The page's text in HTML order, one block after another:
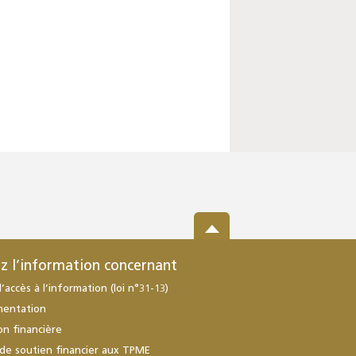
l’information concernant
à l’information (loi n°31-13)
financière
soutien financier aux TPME